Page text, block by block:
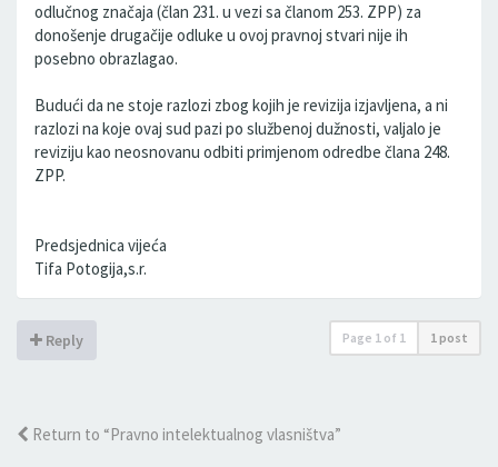
odlučnog značaja (član 231. u vezi sa članom 253. ZPP) za
donošenje drugačije odluke u ovoj pravnoj stvari nije ih
posebno obrazlagao.
Budući da ne stoje razlozi zbog kojih je revizija izjavljena, a ni
razlozi na koje ovaj sud pazi po službenoj dužnosti, valjalo je
reviziju kao neosnovanu odbiti primjenom odredbe člana 248.
ZPP.
Predsjednica vijeća
Tifa Potogija,s.r.
Reply Page 1 of 1 1 post
Return to “Pravno intelektualnog vlasništva”